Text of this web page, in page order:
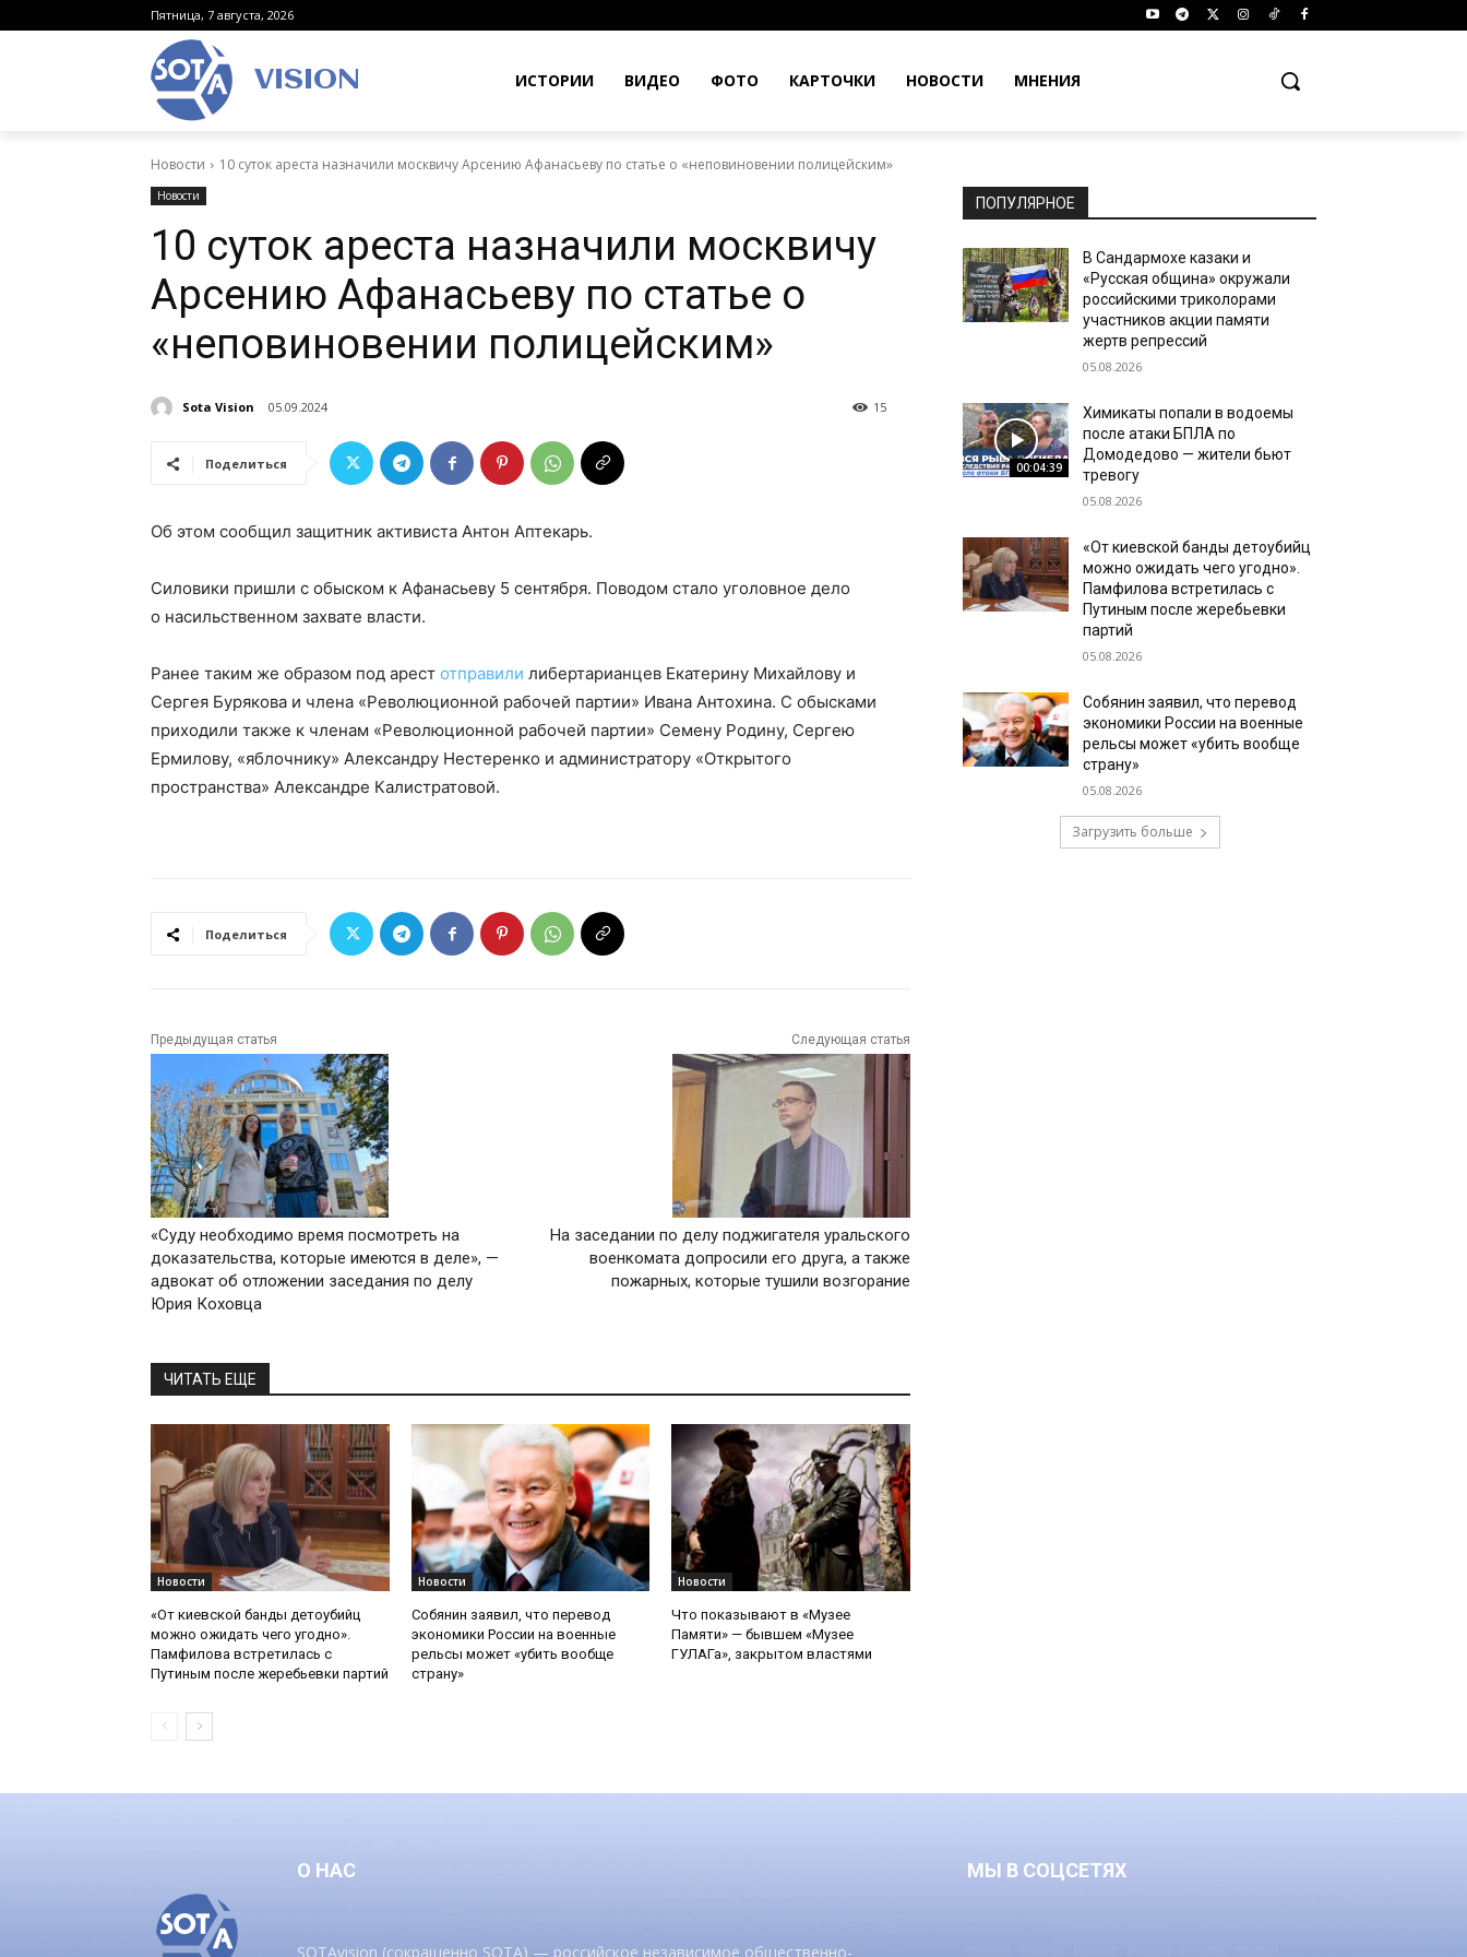
Пятница, 7 августа, 2026
VISION ИСТОРИИ ВИДЕО ФОТО КАРТОЧКИ НОВОСТИ МНЕНИЯ
Новости 10 суток ареста назначили москвичу Арсению Афанасьеву по статье о «неповиновении полицейским»
Новости
10 суток ареста назначили москвичу
Арсению Афанасьеву по статье о
«неповиновении полицейским»
Sota Vision 05.09.2024 15
Поделиться
Об этом сообщил защитник активиста Антон Аптекарь.
Силовики пришли с обыском к Афанасьеву 5 сентября. Поводом стало уголовное дело
о насильственном захвате власти.
Ранее таким же образом под арест отправили либертарианцев Екатерину Михайлову и
Сергея Бурякова и члена «Революционной рабочей партии» Ивана Антохина. С обысками
приходили также к членам «Революционной рабочей партии» Семену Родину, Сергею
Ермилову, «яблочнику» Александру Нестеренко и администратору «Открытого
пространства» Александре Калистратовой.
Поделиться
Предыдущая статья
«Суду необходимо время посмотреть на
доказательства, которые имеются в деле», —
адвокат об отложении заседания по делу
Юрия Коховца
Следующая статья
На заседании по делу поджигателя уральского
военкомата допросили его друга, а также
пожарных, которые тушили возгорание
ЧИТАТЬ ЕЩЕ
Новости
«От киевской банды детоубийц
можно ожидать чего угодно».
Памфилова встретилась с
Путиным после жеребьевки партий
Новости
Собянин заявил, что перевод
экономики России на военные
рельсы может «убить вообще
страну»
Новости
Что показывают в «Музее
Памяти» — бывшем «Музее
ГУЛАГа», закрытом властями
ПОПУЛЯРНОЕ
В Сандармохе казаки и
«Русская община» окружали
российскими триколорами
участников акции памяти
жертв репрессий
05.08.2026
00:04:39
Химикаты попали в водоемы
после атаки БПЛА по
Домодедово — жители бьют
тревогу
05.08.2026
«От киевской банды детоубийц
можно ожидать чего угодно».
Памфилова встретилась с
Путиным после жеребьевки
партий
05.08.2026
Собянин заявил, что перевод
экономики России на военные
рельсы может «убить вообще
страну»
05.08.2026
Загрузить больше
О НАС
SOTAvision (сокращенно SOTA) — российское независимое общественно-
МЫ В СОЦСЕТЯХ